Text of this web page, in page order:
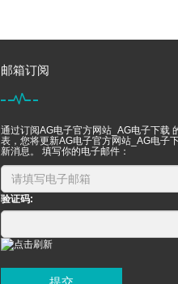
邮箱订阅
通过订阅AG电子官方网站_AG电子下载
表，您将更新AG电子官方网站_AG电子
新消息。 填写你的电子邮件：
验证码: